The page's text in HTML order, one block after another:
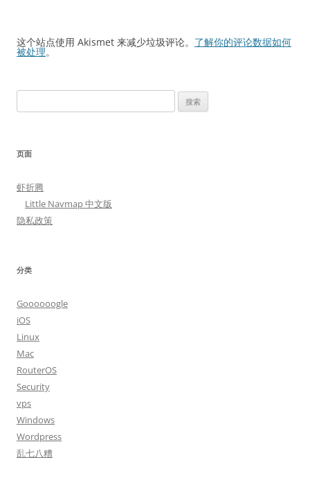
这个站点使用 Akismet 来减少垃圾评论。 了解你的评论数据如何
被处理。
索：
页面
虾折腾
Little Navmap 中文版
隐私政策
分类
Goooooogle
iOS
Linux
Mac
RouterOS
Security
vps
Windows
Wordpress
乱七八糟